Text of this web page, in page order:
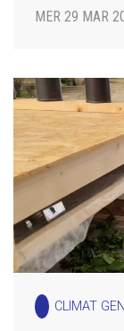
MER 29 MAR
CLIMAT